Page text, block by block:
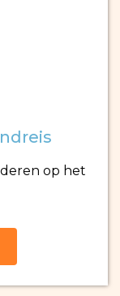
op het